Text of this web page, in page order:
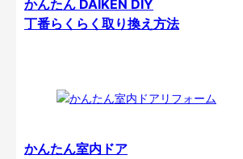
かんたん DAIKEN DIY
丁番らくらく取り換え方法
かんたん室内ドア